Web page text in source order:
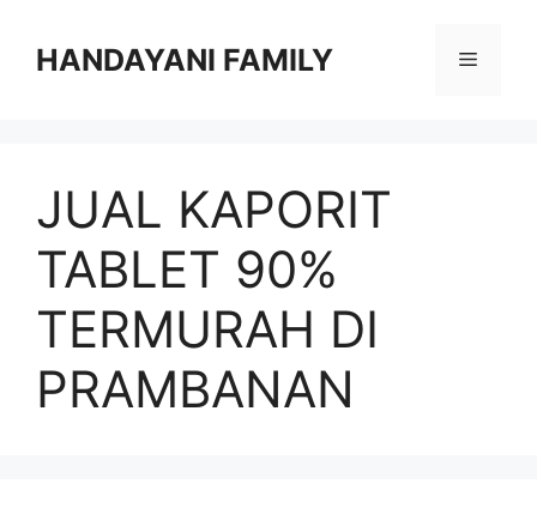
HANDAYANI FAMILY Menu
JUAL KAPORIT
TABLET 90%
TERMURAH DI
PRAMBANAN